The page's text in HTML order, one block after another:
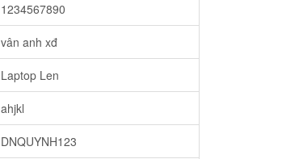
1234567890
vân anh xđ
Laptop Len
ahjkl
DNQUYNH123